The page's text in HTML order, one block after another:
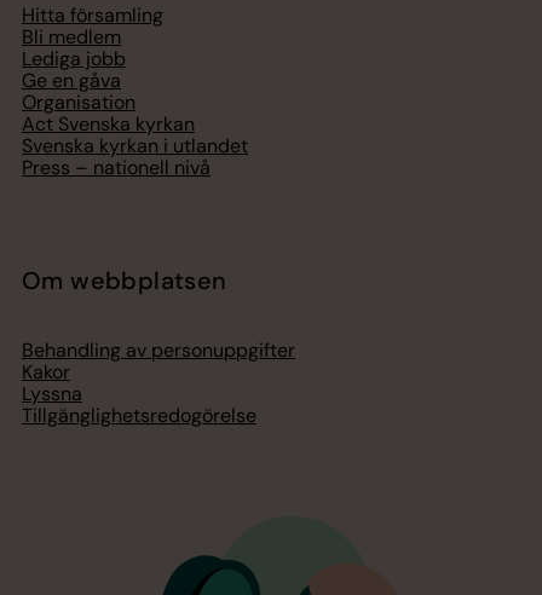
Hitta församling
Bli medlem
Lediga jobb
Ge en gåva
Organisation
Act Svenska kyrkan
Svenska kyrkan i utlandet
Press – nationell nivå
Om webbplatsen
Behandling av personuppgifter
Kakor
Lyssna
Tillgänglighetsredogörelse